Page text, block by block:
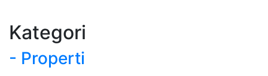
Kategori
- Properti